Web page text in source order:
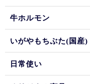
牛ホルモン
いがやもちぶた(国産)
日常使い